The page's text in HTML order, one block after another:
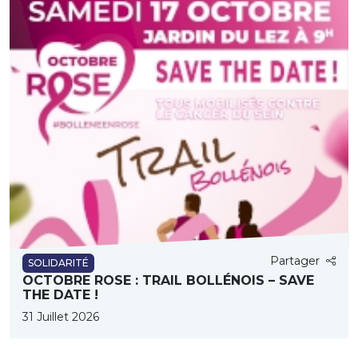
SOLIDARITÉ Partager
OCTOBRE ROSE : TRAIL BOLLÉNOIS – SAVE
THE DATE !
31 Juillet 2026